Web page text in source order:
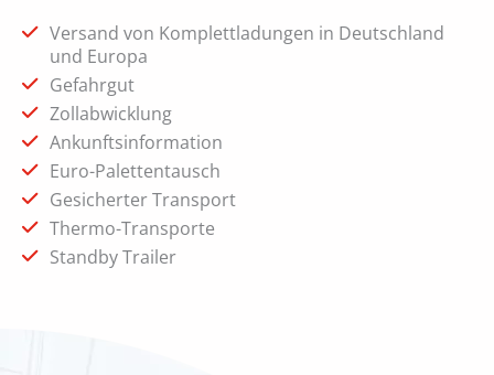
Versand von Komplettladungen in Deutschland
und Europa
Gefahrgut
Zollabwicklung
Ankunftsinformation
Euro-Palettentausch
Gesicherter Transport
Thermo-Transporte
Standby Trailer